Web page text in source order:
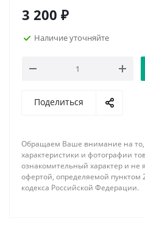
на складских комплексах,
ежедневно перемещать
3 200 ₽
Наличие уточняйте
Поделиться
Обращаем Ваше внимание на
характеристики и фотографии
ознакомительный характер и не
офертой, определяемой пунктом
кодекса Российской Федерации.